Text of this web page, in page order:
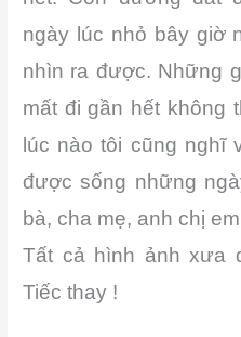
ngày lúc nhỏ bây giờ
nhìn ra được. Những
mất đi gần hết không
lúc nào tôi cũng nghĩ
được sống những
bà, cha mẹ, anh chị
Tất cả hình ảnh xưa
Tiếc thay !